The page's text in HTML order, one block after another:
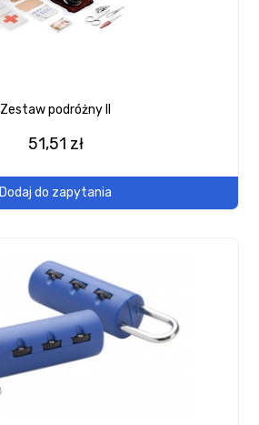
Zestaw podróżny II
51,51 zł
Dodaj do zapytania